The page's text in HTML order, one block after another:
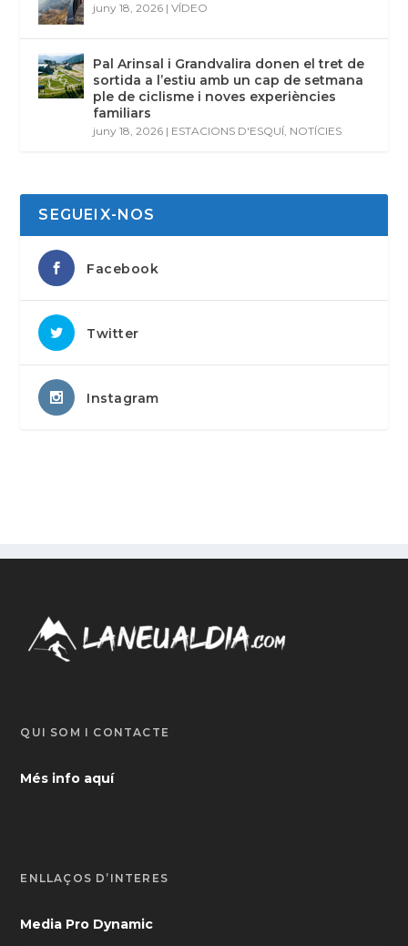
juny 18, 2026 |VÍDEO
Pal Arinsal i Grandvalira donen el tret de
sortida a l’estiu amb un cap de setmana
ple de ciclisme i noves experiències
familiars
juny 18, 2026 | ESTACIONS D'ESQUÍ, NOTÍCIES
SEGUEIX-NOS
Facebook
Twitter
Instagram
QUI SOM I CONTACTE
Més info aquí
ENLLAÇOS D’INTERÈS
Media Pro Dynamic